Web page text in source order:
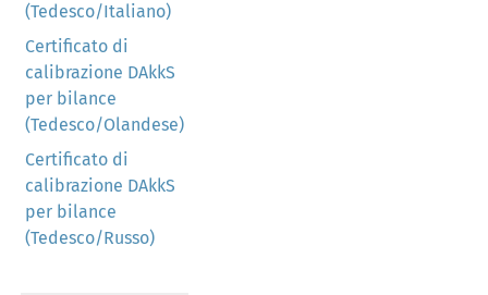
(Tedesco/Italiano)
Certificato di
calibrazione DAkkS
per bilance
(Tedesco/Olandese)
Certificato di
calibrazione DAkkS
per bilance
(Tedesco/Russo)